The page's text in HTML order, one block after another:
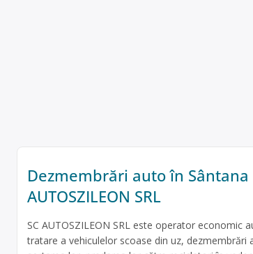
Dezmembrări auto în Sântana
AUTOSZILEON SRL
SC AUTOSZILEON SRL este operator
tratare a vehiculelor scoase din uz,